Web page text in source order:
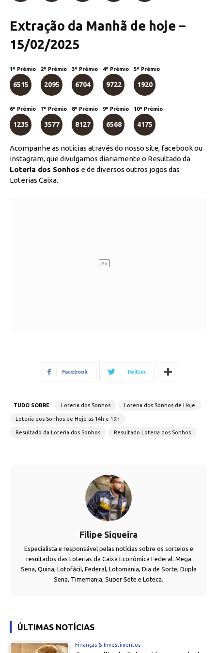
Extração da Manhã de hoje –
15/02/2025
1º Prêmio
6515
2º Prêmio
2095
3º Prêmio
6704
4º Prêmio
9722
5º Prêmio
1920
6º Prêmio
1235
7º Prêmio
3577
8º Prêmio
8127
9º Prêmio
6568
10º Prêmio
4175
Acompanhe as notícias através do nosso site, facebook ou
instagram, que divulgamos diariamente o Resultado da
Loteria dos Sonhos e de diversos outros jogos das
Loterias Caixa.
Facebook Twitter
TUDO SOBRE Loteria dos Sonhos Loteria dos Sonhos de Hoje
Loteria dos Sonhos de Hoje as 14h e 19h
Resultado da Loteria dos Sonhos Resultado Loteria dos Sonhos
Filipe Siqueira
Especialista e responsável pelas notícias sobre os sorteios e
resultados das Loterias da Caixa Econômica Federal: Mega
Sena, Quina, Lotofácil, Federal, Lotomania, Dia de Sorte, Dupla
Sena, Timemania, Super Sete e Loteca.
ÚLTIMAS NOTÍCIAS
Finanças & Investimentos